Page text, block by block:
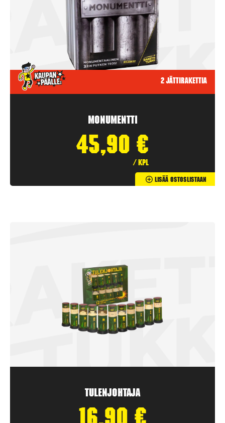
2 jättirakettia
Monumentti
45,90 €
/ kpl
Lisää Ostoslistaan
Tulenjohtaja